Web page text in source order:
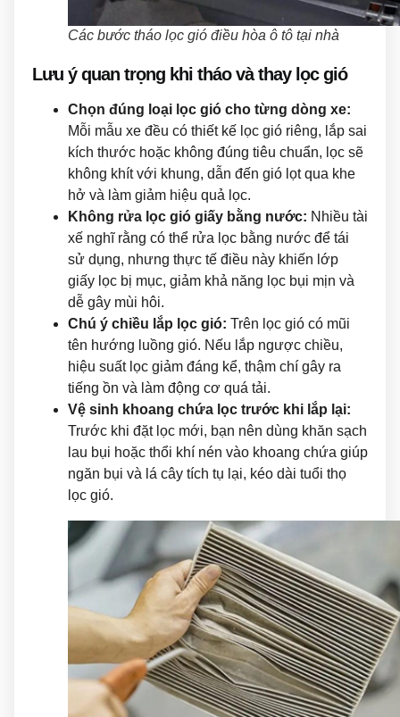
Các bước tháo lọc gió điều hòa ô tô tại nhà
Lưu ý quan trọng khi tháo và thay lọc gió
Chọn đúng loại lọc gió cho từng dòng xe:
Mỗi mẫu xe đều có thiết kế lọc gió riêng, lắp sai
kích thước hoặc không đúng tiêu chuẩn, lọc sẽ
không khít với khung, dẫn đến gió lọt qua khe
hở và làm giảm hiệu quả lọc.
Không rửa lọc gió giấy bằng nước: Nhiều tài
xế nghĩ rằng có thể rửa lọc bằng nước để tái
sử dụng, nhưng thực tế điều này khiến lớp
giấy lọc bị mục, giảm khả năng lọc bụi mịn và
dễ gây mùi hôi.
Chú ý chiều lắp lọc gió: Trên lọc gió có mũi
tên hướng luồng gió. Nếu lắp ngược chiều,
hiệu suất lọc giảm đáng kể, thậm chí gây ra
tiếng ồn và làm động cơ quá tải.
Vệ sinh khoang chứa lọc trước khi lắp lại:
Trước khi đặt lọc mới, bạn nên dùng khăn sạch
lau bụi hoặc thổi khí nén vào khoang chứa giúp
ngăn bụi và lá cây tích tụ lại, kéo dài tuổi thọ
lọc gió.